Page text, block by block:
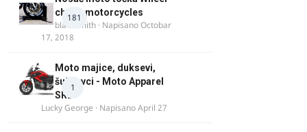
181
chock motorcycles
blacksmith · NapisanoOctobar
17, 2018
1
Moto majice, duksevi,
šuškavci - Moto Apparel
SRB
Lucky George · NapisanoApril 27